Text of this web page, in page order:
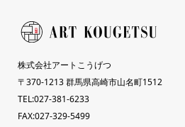
株式会社アートこうげつ
〒370-1213 群馬県高崎市山名町1512
TEL:027-381-6233
FAX:027-329-5499